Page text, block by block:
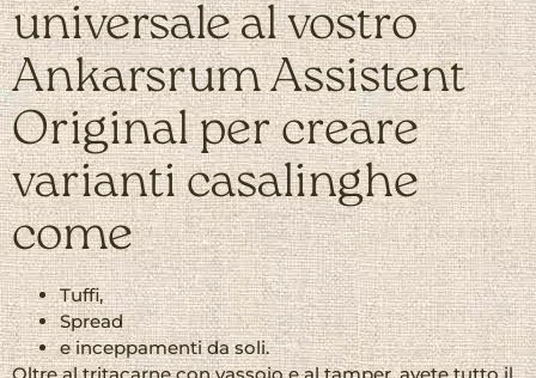
universale al vostro
Ankarsrum Assistent
Original per creare
varianti casalinghe
come
Tuffi,
Spread
e inceppamenti da soli.